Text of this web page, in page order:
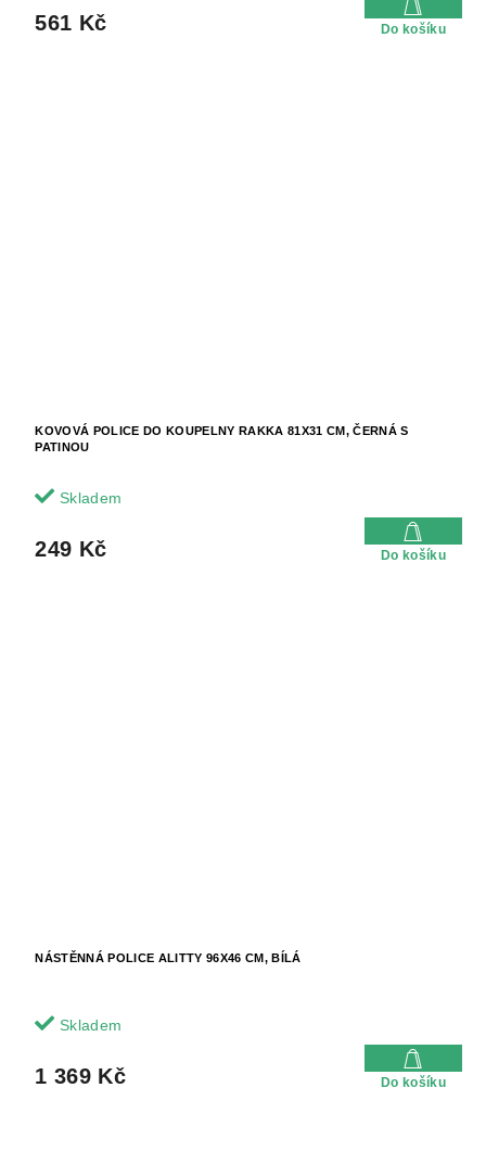
561 Kč Do košíku
KOVOVÁ POLICE DO KOUPELNY RAKKA 81X31 CM, ČERNÁ S
PATINOU
Skladem
249 Kč Do košíku
NÁSTĚNNÁ POLICE ALITTY 96X46 CM, BÍLÁ
Skladem
1 369 Kč Do košíku